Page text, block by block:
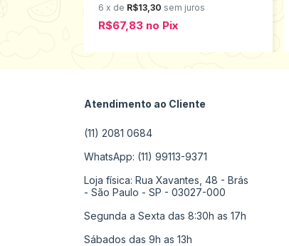
6 x de R$13,30 sem juros
R$67,83 no Pix
Atendimento ao Cliente
(11) 2081 0684
WhatsApp: (11) 99113-9371
Loja física: Rua Xavantes, 48 - Brás
- São Paulo - SP - 03027-000
Segunda a Sexta das 8:30h as 17h
Sábados das 9h as 13h